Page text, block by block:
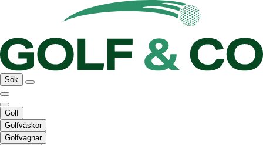
Sök
Golf
Golfväskor
Golfvagnar